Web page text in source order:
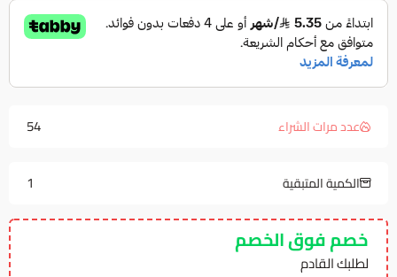
عدد مرات الشراء 54
الكمية المتبقية 1
خصم فوق الخصم
لطلبك القادم